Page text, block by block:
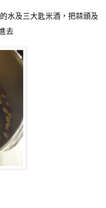
的水及三大匙米酒，把蒜頭及
去